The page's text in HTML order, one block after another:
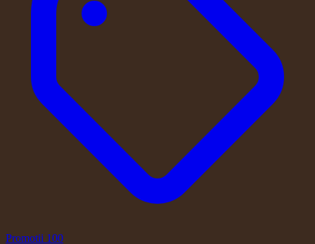
Promotii 100